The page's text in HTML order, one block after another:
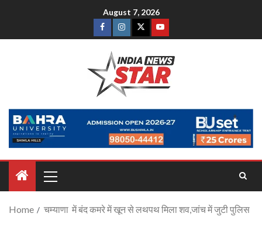
August 7, 2026
Home चम्याणा में बंद कमरे में खून से लथपथ मिला शव,जांच में जुटी पुलिस